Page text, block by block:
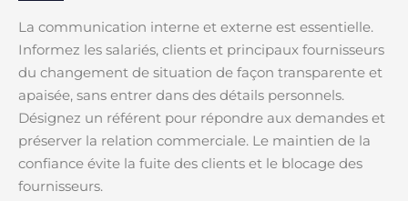
La communication interne et externe est essentielle.
Informez les salariés, clients et principaux fournisseurs
du changement de situation de façon transparente et
apaisée, sans entrer dans des détails personnels.
Désignez un référent pour répondre aux demandes et
préserver la relation commerciale. Le maintien de la
confiance évite la fuite des clients et le blocage des
fournisseurs.